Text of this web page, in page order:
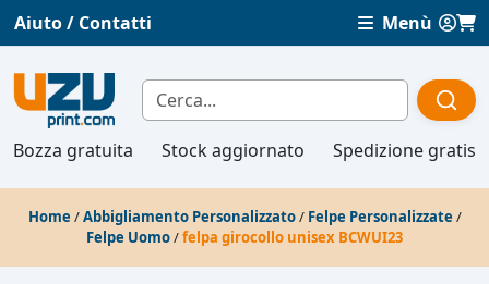
Aiuto / Contatti Menù
Bozza gratuita Stock aggiornato Spedizione gratis
Home /Abbigliamento Personalizzato/ Felpe Personalizzate /
Felpe Uomo/felpa girocollo unisex BCWUI23